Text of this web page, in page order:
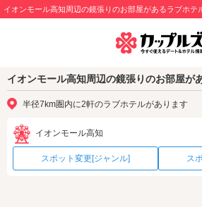
イオンモール高知周辺の鏡張りのお部屋があるラブホテ
イオンモール高知周辺の鏡張りのお部屋が
半径7km圏内に2軒のラブホテルがあります
イオンモール高知
スポット変更[ジャンル] ス